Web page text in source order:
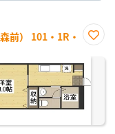
前） 101・1R・
に入
録